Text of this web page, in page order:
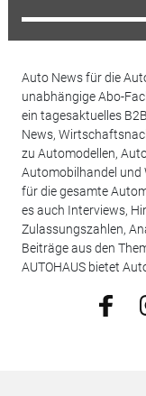
Auto News für die
unabhängige Abo-
ein tagesaktuelles
News,
zu Automodellen,
Automobilhandel und
für die gesamte
es auch Interviews,
Zulassungszahlen,
Beiträge aus den
AUTOHAUS bietet